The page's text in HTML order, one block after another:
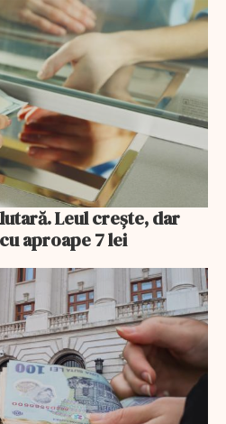
Leul crește, dar
aproape 7 lei